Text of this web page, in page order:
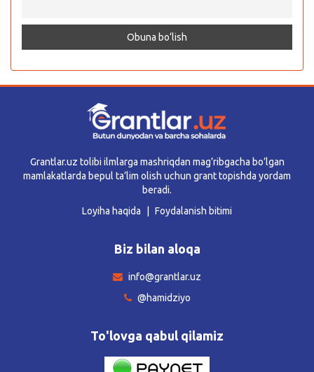
Grantlar.uz tolibi ilmlarga mashriqdan mag’ribgacha bo’lgan
mamlakatlarda bepul ta’lim olish uchun grant topishda yordam
beradi.
Loyiha haqida
Foydalanish bitimi
Biz bilan aloqa
info@grantlar.uz
@hamidziyo
To'lovga qabul qilamiz